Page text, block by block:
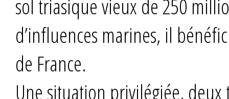
sol triasique vieux de 250
d’influences marines, il
de France.
Une situation privilégiée,